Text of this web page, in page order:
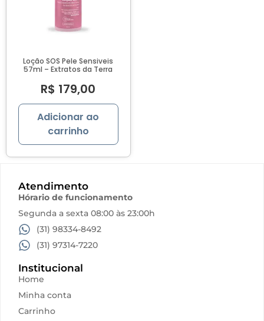
proteção solar
Vitta
Loção SOS Pele Sensiveis
57ml – Extratos da Terra
R$ 179,00
Adicionar ao
carrinho
Atendimento
Hórario de funcionamento
Segunda a sexta 08:00 às 23:00h
(31) 98334-8492
(31) 97314-7220
Institucional
Home
Minha conta
Carrinho